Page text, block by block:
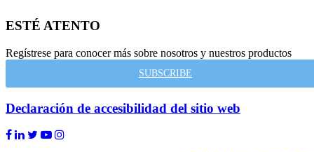
ESTÉ ATENTO
Regístrese para conocer más sobre nosotros y nuestros productos
SUBSCRIBE
Declaración de accesibilidad del sitio web